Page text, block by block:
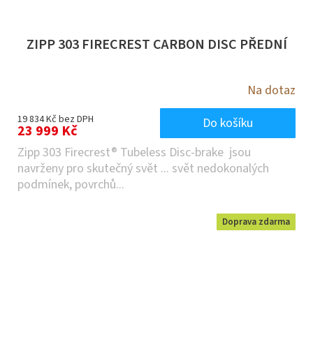
ZIPP 303 FIRECREST CARBON DISC PŘEDNÍ
Na dotaz
19 834 Kč bez DPH
23 999 Kč
Do košíku
Zipp 303 Firecrest® Tubeless Disc-brake jsou
navrženy pro skutečný svět ... svět nedokonalých
podmínek, povrchů...
Doprava zdarma